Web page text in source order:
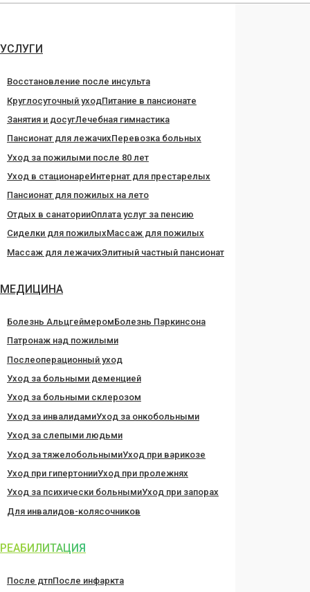
Перейти
содержанию
УСЛУГИ
Восстановление после инсульта
Круглосуточный уходПитание в пансионате
Занятия и досугЛечебная гимнастика
Пансионат для лежачихПеревозка больных
Уход за пожилыми после 80 лет
Уход в стационареИнтернат для престарелых
Пансионат для пожилых на лето
Отдых в санаторииОплата услуг за пенсию
Сиделки для пожилыхМассаж для пожилых
Массаж для лежачихЭлитный частный пансионат
МЕДИЦИНА
Болезнь АльцгеймеромБолезнь Паркинсона
Патронаж над пожилыми
Послеоперационный уход
Уход за больными деменцией
Уход за больными склерозом
Уход за инвалидамиУход за онкобольными
Уход за слепыми людьми
Уход за тяжелобольнымиУход при варикозе
Уход при гипертонииУход при пролежнях
Уход за психически больнымиУход при запорах
Для инвалидов-колясочников
РЕАБИЛИТАЦИЯ
После дтпПосле инфаркта